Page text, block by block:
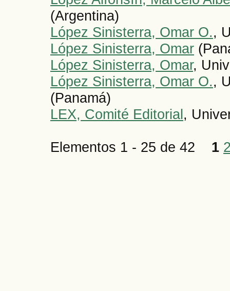
(Argentina)
López Sinisterra, Omar O.,
López Sinisterra, Omar
López Sinisterra, Omar,
López Sinisterra, Omar O.,
(Panamá)
LEX, Comité Editorial,
Elementos 1 - 25 de 42 1